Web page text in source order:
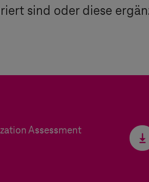
sind oder diese
Assessment